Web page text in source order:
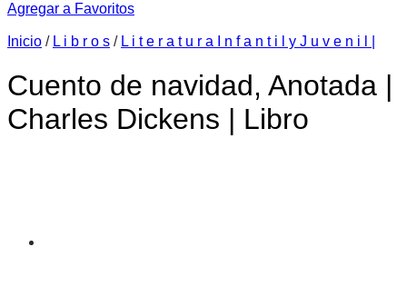
Agregar a Favoritos
Inicio / L i b r o s / L i t e r a t u r a I n f a n t i l y J u v e n i l |
Cuento de navidad, Anotada |
Charles Dickens | Libro